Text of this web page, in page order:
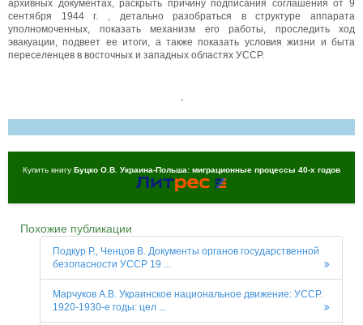
архивных документах, раскрыть причину подписания соглашения от 9
сентября 1944 г. , детально разобраться в структуре аппарата
уполномоченных, показать механизм его работы, проследить ход
эвакуации, подвеет ее итоги, а также показать условия жизни и быта
переселенцев в восточных и западных областях УССР.
,
Купить книгу Буцко О.В. Украина-Польша: миграционные процессы 40-х годов
Похожие публикации
Подкур Р., Ченцов В. Документы органов государственной
безопасности УCCР 19 ...
Марчуков А.В. Украинское национальное движение: УССР.
1920-1930-е годы: цел ...